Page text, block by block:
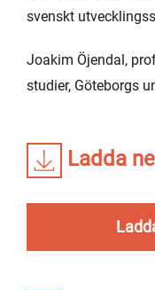
Ladda
svenskt
Joakim Öjendal,
studier, Göteborgs